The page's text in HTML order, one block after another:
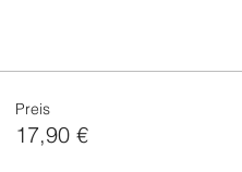
Preis
17,90 €